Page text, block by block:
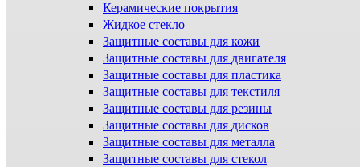
Керамические покрытия
Жидкое стекло
Защитные составы для кожи
Защитные составы для двигателя
Защитные составы для пластика
Защитные составы для текстиля
Защитные составы для резины
Защитные составы для дисков
Защитные составы для металла
Защитные составы для стекол